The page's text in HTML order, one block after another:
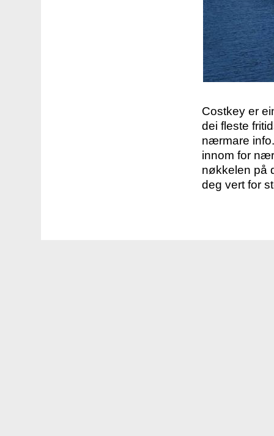
Costkey er
dei fleste
nærmare
innom for
nøkkelen på
deg vert for